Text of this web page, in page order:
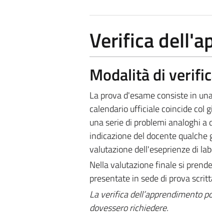
Verifica
Modalità di
La prova d'esame consiste in
calendario ufficiale coincide col
una serie di problemi analoghi
indicazione del docente
valutazione dell'eseprienze di
Nella valutazione finale si
presentate in sede di prova
La verifica dell’apprendimento
dovessero richiedere.